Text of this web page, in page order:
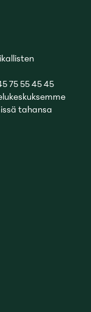
75 55 45 45
tahansa